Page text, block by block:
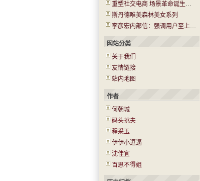
重塑社交电商 场景革命诞生新机会
斯丹德唯美森林美女系列
李彦宏内部信：强调用户至上 牺牲收入在所不惜
网站分类
关于我们
友情链接
站内地图
作者
何朝城
码头挑夫
程采玉
伊伊小逗逼
沈佳宜
百思不得姐